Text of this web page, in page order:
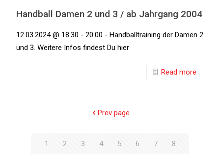
Handball Damen 2 und 3 / ab Jahrgang 2004
12.03.2024 @ 18:30 - 20:00 - Handballtraining der Damen 2
und 3. Weitere Infos findest Du hier
Read more
Prev page
1 2 3 4 5 6 7
8